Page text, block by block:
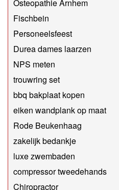
Osteopathie Arnhem
Fischbein
Personeelsfeest
Durea dames laarzen
NPS meten
trouwring set
bbq bakplaat kopen
eiken wandplank op maat
Rode Beukenhaag
zakelijk bedankje
luxe zwembaden
compressor tweedehands
Chiropractor